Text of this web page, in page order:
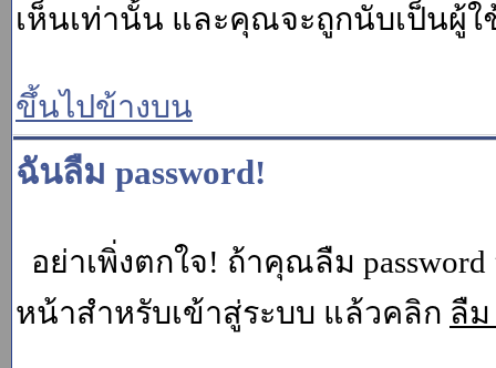
เห็นเท่านั้น และคุณจะถูกนับเป็นผู้
ขึ้นไปข้างบน
ฉันลืม password!
อย่าเพิ่งตกใจ! ถ้าคุณลืม
หน้าสำหรับเข้าสู่ระบบ แล้วคลิก ลืม